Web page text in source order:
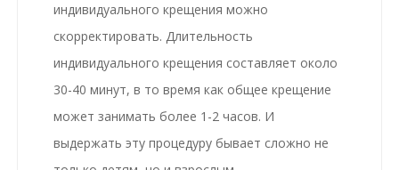
индивидуального крещения можно
скорректировать. Длительность
индивидуального крещения составляет около
30-40 минут, в то время как общее крещение
может занимать более 1-2 часов. И
выдержать эту процедуру бывает сложно не